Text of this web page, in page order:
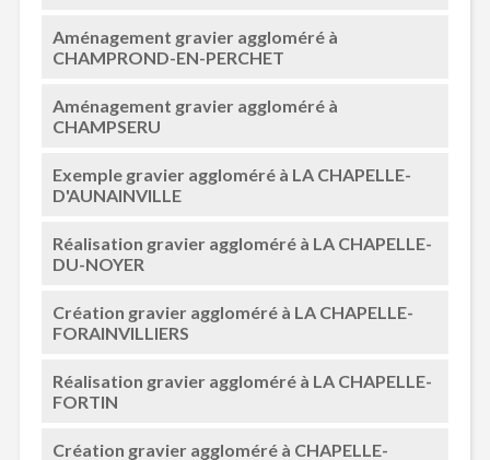
Aménagement gravier aggloméré à
CHAMPROND-EN-PERCHET
Aménagement gravier aggloméré à
CHAMPSERU
Exemple gravier aggloméré à LA CHAPELLE-
D'AUNAINVILLE
Réalisation gravier aggloméré à LA CHAPELLE-
DU-NOYER
Création gravier aggloméré à LA CHAPELLE-
FORAINVILLIERS
Réalisation gravier aggloméré à LA CHAPELLE-
FORTIN
Création gravier aggloméré à CHAPELLE-